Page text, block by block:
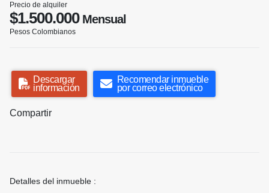
Precio de alquiler
$1.500.000Mensual
Pesos Colombianos
Descargar
información
Recomendar inmueble
por correo electrónico
Compartir
Detalles del inmueble :